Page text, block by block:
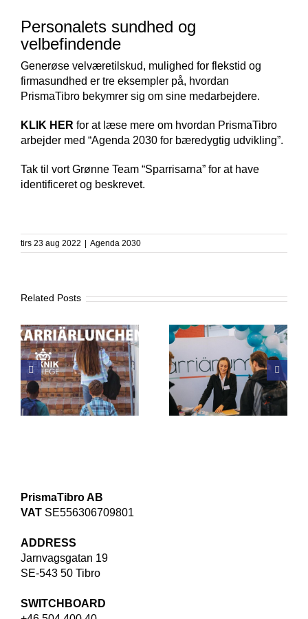
Personalets sundhed og
velbefindende
Generøse velværetilskud, mulighed for flekstid og
firmasundhed er tre eksempler på, hvordan
PrismaTibro bekymrer sig om sine medarbejdere.
KLIK HER for at læse mere om hvordan PrismaTibro
arbejder med “Agenda 2030 for bæredygtig udvikling”.
Tak til vort Grønne Team “Sparrisarna” for at have
identificeret og beskrevet.
tirs 23 aug 2022 Agenda 2030
Related Posts
PrismaTibro på
Karriärum i
Jönköping
PrismaTibro + UN
Global Compact =
Sandt
PrismaTibro AB
VAT SE556306709801
ADDRESS
Jarnvagsgatan 19
SE-543 50 Tibro
SWITCHBOARD